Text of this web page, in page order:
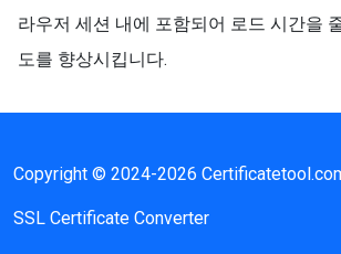
라우저 세션 내에 포함되어 로드 시간을
도를 향상시킵니다.
Copyright © 2024-2026
SSL Certificate Converter